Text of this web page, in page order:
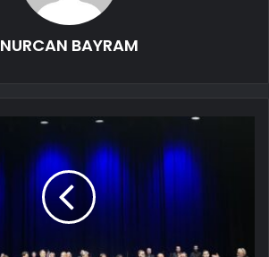
NURCAN BAYRAM